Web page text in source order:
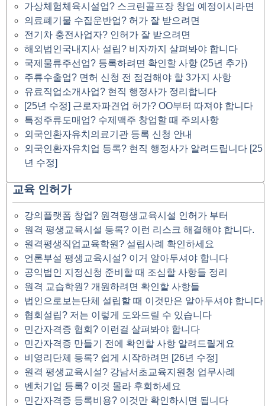
가상체험체육시설업? 스크린골프장 창업 예정이시라면
의료폐기물 수집운반업? 허가 잘 받으려면
전기차 충전사업자? 인허가 잘 받으려면
해외법인국내지사 설립? 비자까지 살펴봐야 합니다
국제물류주선업? 등록하려면 확인할 사항 (25년 추가)
주류수출업? 면허 신청 전 점검해야 할 3가지 사항
유료직업소개사업? 현직 행정사가 정리합니다
[25년 수정] 근로자파견업 허가? OO부터 따져야 합니다
특정주류도매업? 수제맥주 창업할 때 주의사항
외국인환자유치의료기관 등록 신청 안내
외국인환자유치업 등록? 현직 행정사가 알려드립니다 [25
년 수정]
교육 인허가
강의플랫폼 창업? 원격평생교육시설 인허가 부터
원격 평생교육시설 등록? 이런 리스크 해결해야 합니다.
원격평생직업교육학원? 설립사례 확인하세요
언론부설 평생교육시설? 이거 알아두셔야 합니다
공익법인 지정신청 준비할 때 조심할 사항들 정리
원격 교습학원? 개원하려면 확인할 사항들
법인으로보는단체 설립할 때 이것만은 알아두셔야 합니다
협회설립? 저는 이렇게 도와드릴 수 있습니다
민간자격증 협회? 이런걸 살펴봐야 합니다
민간자격증 만들기 전에 확인할 사항 알려드릴게요
비영리단체 등록? 쉽게 시작하려면 [26년 수정]
원격 평생교육시설? 강남서초교육지원청 업무사례
벤처기업 등록? 이것 몰라 후회하세요
민간자격증 등록비용? 이것만 확인하시면 됩니다